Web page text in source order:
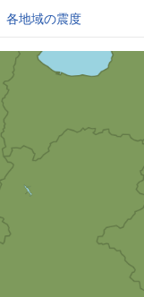
各地域の震度